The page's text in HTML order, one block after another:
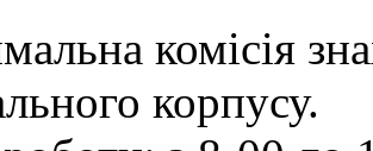
комісія
корпусу.